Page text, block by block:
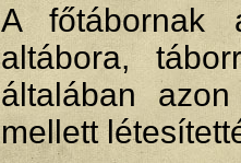
A főtábornak
altábora,
általában
mellett